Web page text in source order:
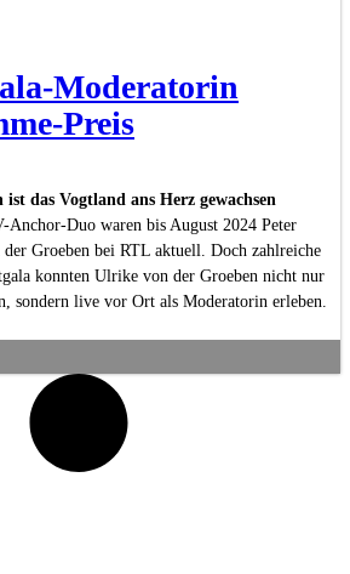
Moderatorin
Preis
das Vogtland ans Herz gewachsen
Anchor-Duo waren bis August 2024 Peter
Groeben bei RTL aktuell. Doch zahlreiche
konnten Ulrike von der Groeben nicht nur
sondern live vor Ort als Moderatorin erleben.